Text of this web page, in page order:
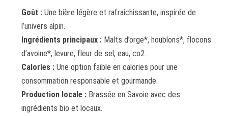
Goût :Une bière légère et rafraîchissante, inspirée de
l’univers alpin.
Ingrédients principaux : Malts d’orge*, houblons*, flocons
d’avoine*, levure, fleur de sel, eau, co2.
Calories :Une option faible en calories pour une
consommation responsable et gourmande.
Production locale :Brassée en Savoie avec des
ingrédients bio et locaux.